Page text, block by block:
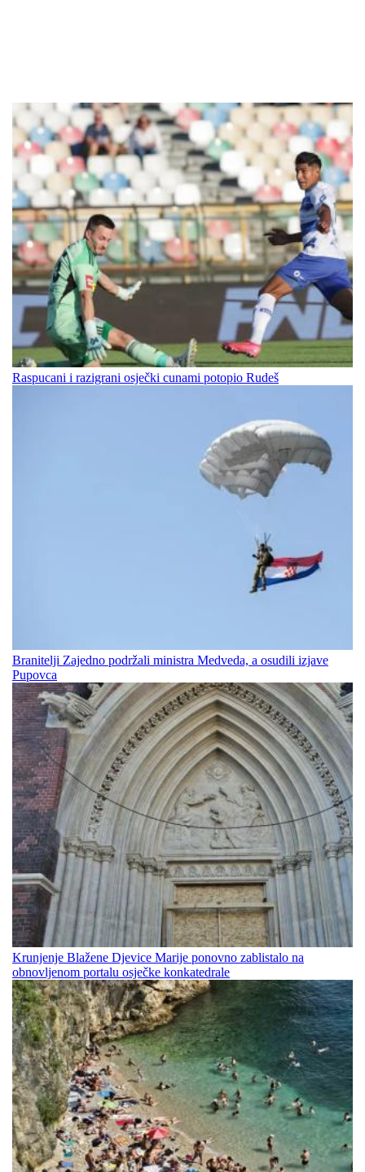
Raspucani i razigrani osječki cunami potopio Rudeš
Branitelji Zajedno podržali ministra Medveda, a osudili izjave
Pupovca
Krunjenje Blažene Djevice Marije ponovno zablistalo na
obnovljenom portalu osječke konkatedrale